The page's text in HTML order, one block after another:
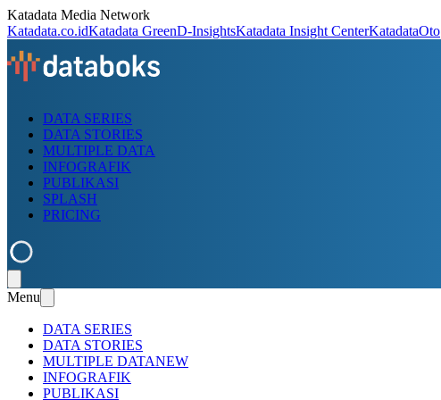
Katadata Media Network
Katadata.co.idKatadata GreenD-InsightsKatadata Insight CenterKatadataOto
DATA SERIES
DATA STORIES
MULTIPLE DATA
INFOGRAFIK
PUBLIKASI
SPLASH
PRICING
Menu
DATA SERIES
DATA STORIES
MULTIPLE DATANEW
INFOGRAFIK
PUBLIKASI